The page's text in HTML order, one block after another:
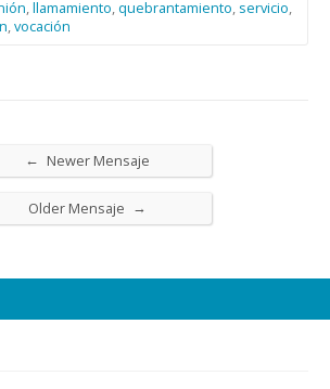
,llamamiento,quebrantamiento, servicio,
,vocación
← Newer Mensaje
Older Mensaje →